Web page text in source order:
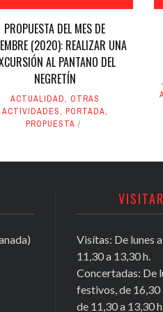
PROPUESTA DEL MES DE
(2020): REALIZAR UNA
AL PANTANO DEL
NEGRETÍN
ACTUALIDAD, OTRAS
ACTIVIDADES, PORTADA,
PROPUESTA
Visítas: De lunes
11,30 a 13,30 h.
Concertadas: De
festivos, de 16,30
de 11,30 a 13,30 h.